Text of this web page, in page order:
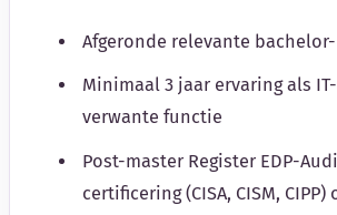
Afgeronde relevante
Minimaal 3 jaar ervaring als
verwante functie
Post-master Register EDP-
certificering (CISA, CISM,